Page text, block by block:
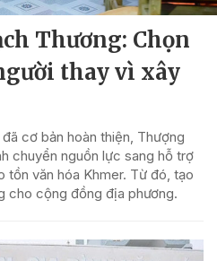
Thương: Chọn
thay vì xây
cơ bản hoàn thiện, Thượng
chuyển nguồn lực sang hỗ trợ
tồn văn hóa Khmer. Từ đó, tạo
cho cộng đồng địa phương.